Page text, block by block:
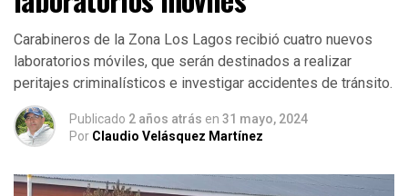
Carabineros de la Zona Los Lagos recibió cuatro nuevos
laboratorios móviles, que serán destinados a realizar
peritajes criminalísticos e investigar accidentes de tránsito.
Publicado 2 años atrás en 31 mayo, 2024
Por Claudio Velásquez Martínez